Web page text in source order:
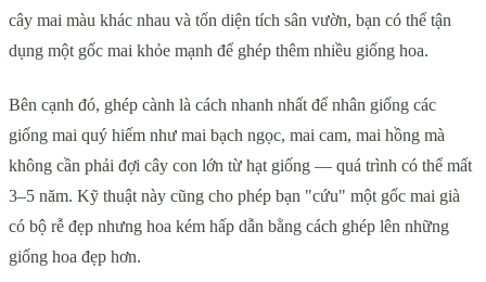
cây mai màu khác nhau và tốn diện tích sân vườn, bạn có thể tận
dụng một gốc mai khỏe mạnh để ghép thêm nhiều giống hoa.
Bên cạnh đó, ghép cành là cách nhanh nhất để nhân giống các
giống mai quý hiếm như mai bạch ngọc, mai cam, mai hồng mà
không cần phải đợi cây con lớn từ hạt giống — quá trình có thể mất
3–5 năm. Kỹ thuật này cũng cho phép bạn "cứu" một gốc mai già
có bộ rễ đẹp nhưng hoa kém hấp dẫn bằng cách ghép lên những
giống hoa đẹp hơn.